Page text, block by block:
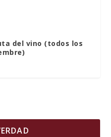
del vino (todos los